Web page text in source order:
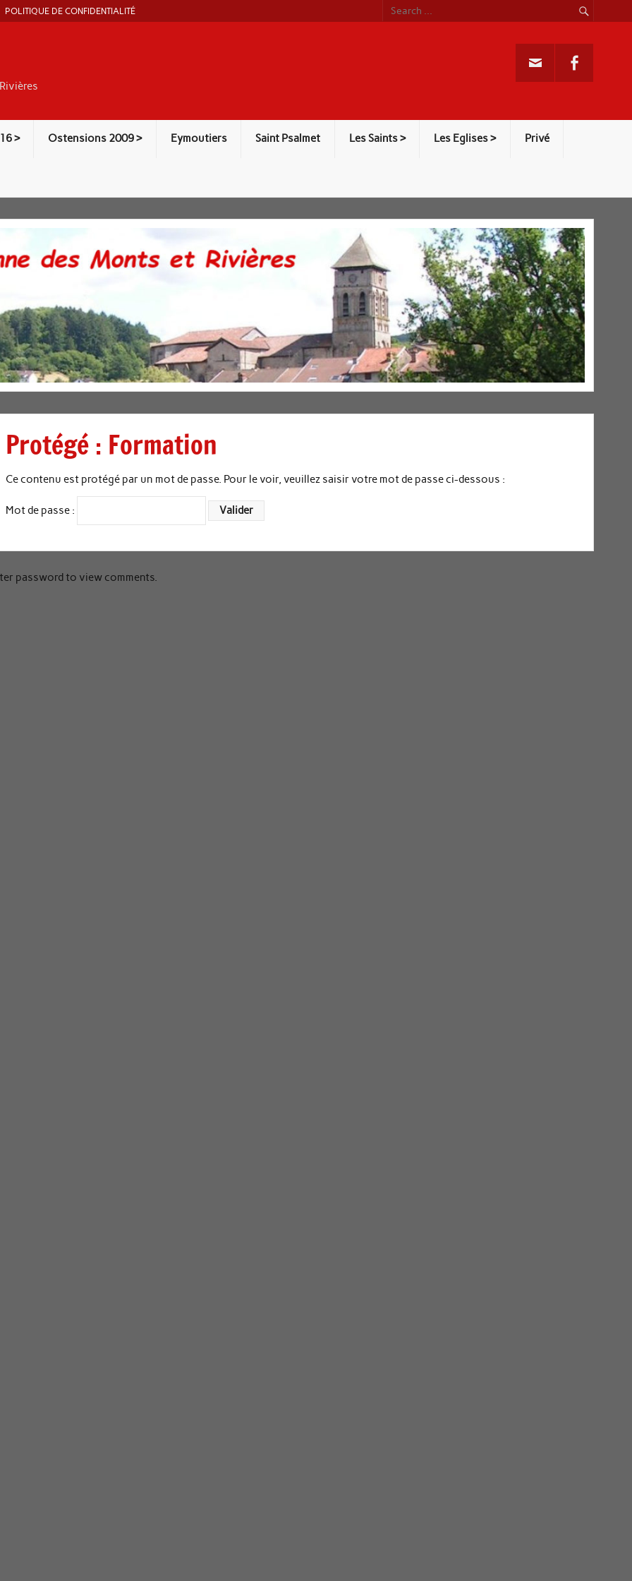
POLITIQUE DE CONFIDENTIALITÉ
> Ostensions 2009 > Eymoutiers Saint Psalmet Les Saints > Les Eglises > Privé
Protégé : Formation
Ce contenu est protégé par un mot de passe. Pour le voir, veuillez saisir votre mot de passe ci-dessous :
Mot de passe :
password to view comments.